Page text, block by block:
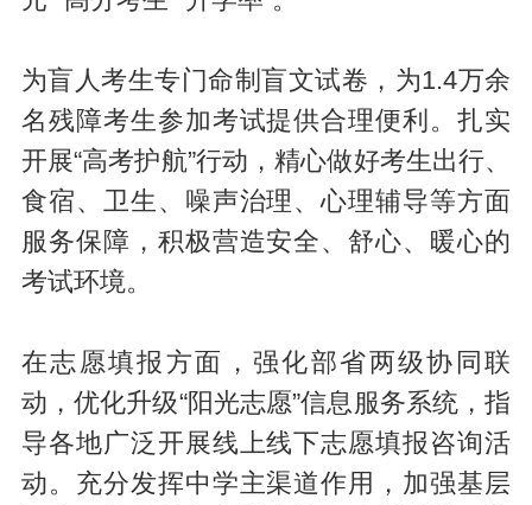
为盲人考生专门命制盲文试卷，为1.4万余
名残障考生参加考试提供合理便利。扎实
开展“高考护航”行动，精心做好考生出行、
食宿、卫生、噪声治理、心理辅导等方面
服务保障，积极营造安全、舒心、暖心的
考试环境。
在志愿填报方面，强化部省两级协同联
动，优化升级“阳光志愿”信息服务系统，指
导各地广泛开展线上线下志愿填报咨询活
动。充分发挥中学主渠道作用，加强基层